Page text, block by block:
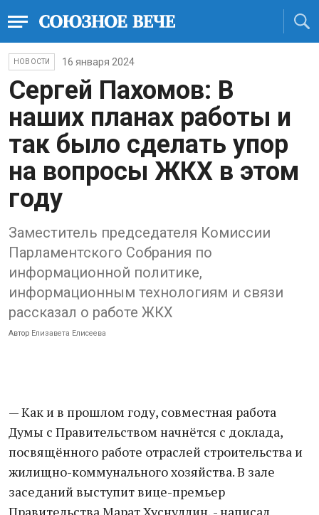
НОВОСТИ 16 января 2024
Сергей Пахомов: В
наших планах работы и
так было сделать упор
на вопросы ЖКХ в этом
году
Заместитель председателя Комиссии
Парламентского Собрания по
информационной политике,
информационным технологиям и связи
рассказал о работе ЖКХ
Автор Елизавета Елисеева
— Как и в прошлом году, совместная работа
Думы с Правительством начнётся с доклада,
посвящённого работе отраслей строительства и
жилищно-коммунального хозяйства. В зале
заседаний выступит вице-премьер
Правительства Марат Хуснуллин, - написал